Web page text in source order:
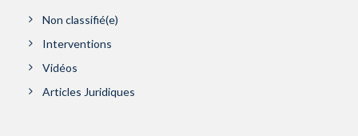
Non classifié(e)
Interventions
Vidéos
Articles Juridiques